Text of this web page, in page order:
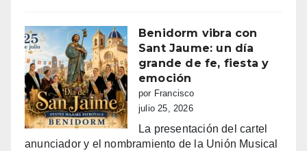
Benidorm vibra con
Sant Jaume: un día
grande de fe, fiesta y
emoción
por Francisco
julio 25, 2026
La presentación del cartel
anunciador y el nombramiento de la Unión Musical